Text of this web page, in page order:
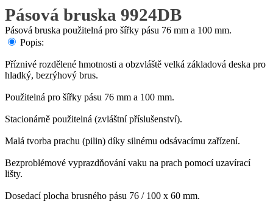
Pásová bruska 9924DB
Pásová bruska použitelná pro šířky pásu 76 mm a 100 mm.
Popis:
Příznivé rozdělené hmotnosti a obzvláště velká základová deska pro
hladký, bezrýhový brus.
Použitelná pro šířky pásu 76 mm a 100 mm.
Stacionárně použitelná (zvláštní příslušenství).
Malá tvorba prachu (pilin) díky silnému odsávacímu zařízení.
Bezproblémové vyprazdňování vaku na prach pomocí uzavírací
lišty.
Dosedací plocha brusného pásu 76 / 100 x 60 mm.